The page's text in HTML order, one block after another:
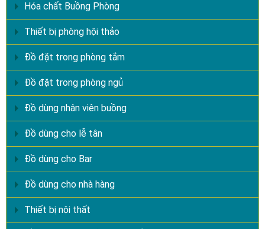
Hóa chất Buồng Phòng
Thiết bị phòng hội thảo
Đồ đặt trong phòng tắm
Đồ đặt trong phòng ngủ
Đồ dùng nhân viên buồng
Đồ dùng cho lễ tân
Đồ dùng cho Bar
Đồ dùng cho nhà hàng
Thiết bị nội thất